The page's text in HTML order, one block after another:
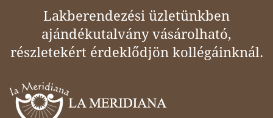
Lakberendezési üzletünkben
ajándékutalvány vásárolható,
részletekért érdeklődjön kollégáinknál.